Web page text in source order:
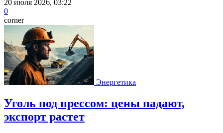
20 июля 2026, 03:22
0
corner
Энергетика
Уголь под прессом: цены падают,
экспорт растет